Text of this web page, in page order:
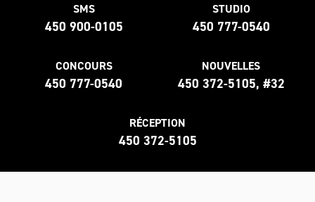
SMS
450 900-0105
STUDIO
450 777-0540
CONCOURS
450 777-0540
NOUVELLES
450 372-5105, #32
RÉCEPTION
450 372-5105